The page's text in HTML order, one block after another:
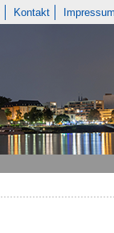
Kontakt Impressum